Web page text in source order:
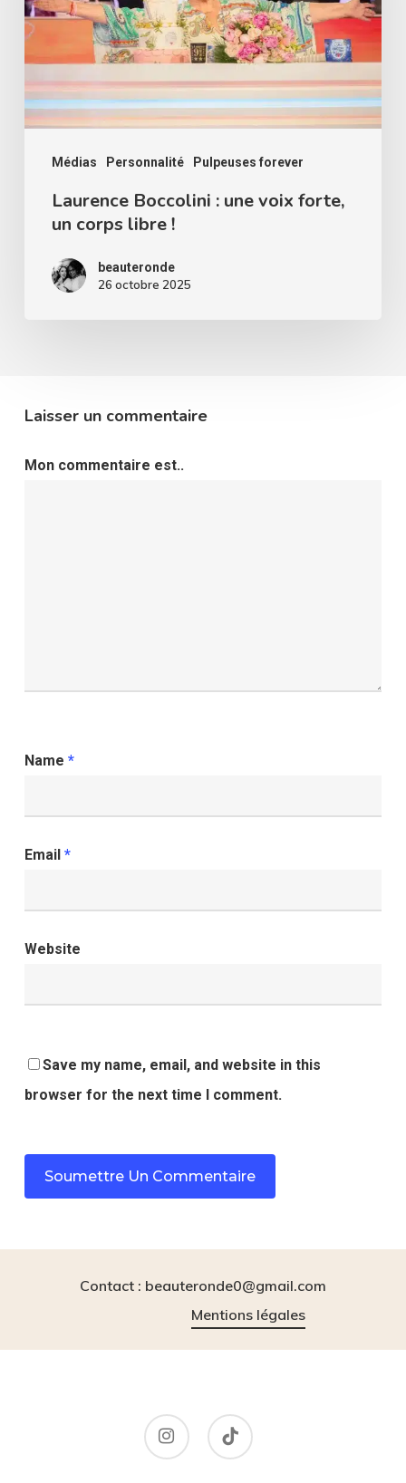
Médias Personnalité Pulpeuses forever
voix
corps
libre
Laurence Boccolini : une voix forte,
un corps libre !
beauteronde
26 octobre 2025
Laisser un commentaire
Mon commentaire est..
Name *
Email *
Website
Save my name, email, and website in this
browser for the next time I comment.
Contact : beauteronde0@gmail.com
Mentions légales
instagram tiktok